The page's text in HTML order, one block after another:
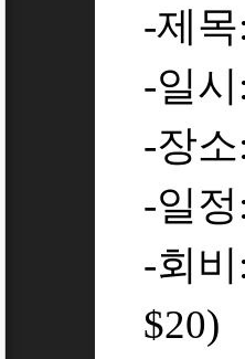
-제
-일시
-장
-일정
-회
$20)